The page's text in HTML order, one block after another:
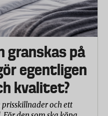
30 %
granskas på
egentligen
kvalitet?
prisskillnader och ett